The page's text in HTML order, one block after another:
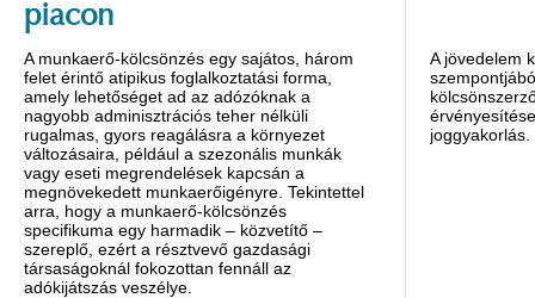
piacon
A munkaerő-kölcsönzés egy sajátos, három
felet érintő atipikus foglalkoztatási forma,
amely lehetőséget ad az adózóknak a
nagyobb adminisztrációs teher nélküli
rugalmas, gyors reagálásra a környezet
változásaira, például a szezonális munkák
vagy eseti megrendelések kapcsán a
megnövekedett munkaerőigényre. Tekintettel
arra, hogy a munkaerő-kölcsönzés
specifikuma egy harmadik – közvetítő –
szereplő, ezért a résztvevő gazdasági
társaságoknál fokozottan fennáll az
adókijátszás veszélye.
A jövedelem
joggyakorlás.